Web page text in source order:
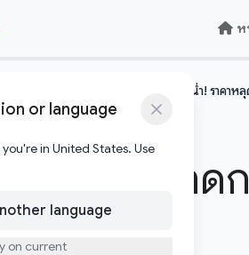
ห
or language
in United States. Use
language
on current
AirPods Pro 3 ลดกระหน่ำ! ราคา
Pro 3 ลด
ยวเท่านั้น